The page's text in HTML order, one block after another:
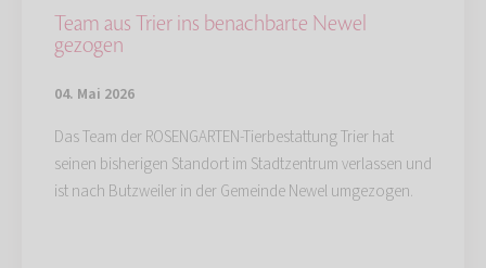
Team aus Trier ins benachbarte Newel
gezogen
04. Mai 2026
Das Team der ROSENGARTEN-Tierbestattung Trier hat
seinen bisherigen Standort im Stadtzentrum verlassen und
ist nach Butzweiler in der Gemeinde Newel umgezogen.